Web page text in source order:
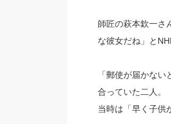
師匠の萩本欽一さ
な彼女だね」と
「郵使が届かな
合っていた二人。
当時は「早く子供